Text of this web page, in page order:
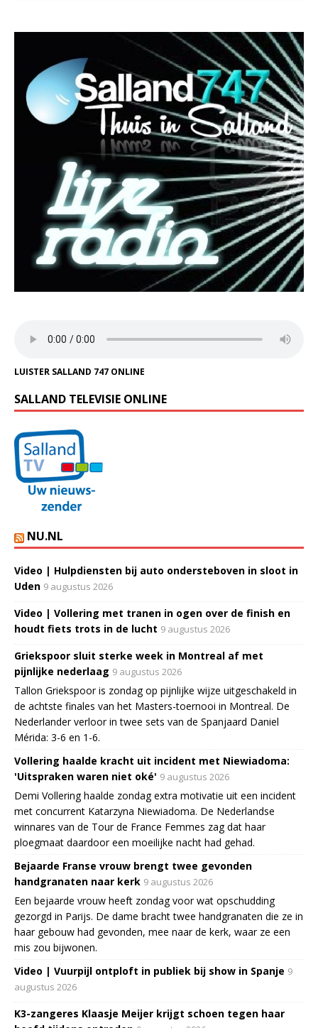
LUISTER SALLAND 747 ONLINE
SALLAND TELEVISIE ONLINE
NU.NL
Video | Hulpdiensten bij auto ondersteboven in sloot in
Uden 9 augustus 2026
Video | Vollering met tranen in ogen over de finish en
houdt fiets trots in de lucht 9 augustus 2026
Griekspoor sluit sterke week in Montreal af met
pijnlijke nederlaag 9 augustus 2026
Tallon Griekspoor is zondag op pijnlijke wijze uitgeschakeld in
de achtste finales van het Masters-toernooi in Montreal. De
Nederlander verloor in twee sets van de Spanjaard Daniel
Mérida: 3-6 en 1-6.
Vollering haalde kracht uit incident met Niewiadoma:
'Uitspraken waren niet oké' 9 augustus 2026
Demi Vollering haalde zondag extra motivatie uit een incident
met concurrent Katarzyna Niewiadoma. De Nederlandse
winnares van de Tour de France Femmes zag dat haar
ploegmaat daardoor een moeilijke nacht had gehad.
Bejaarde Franse vrouw brengt twee gevonden
handgranaten naar kerk 9 augustus 2026
Een bejaarde vrouw heeft zondag voor wat opschudding
gezorgd in Parijs. De dame bracht twee handgranaten die ze in
haar gebouw had gevonden, mee naar de kerk, waar ze een
mis zou bijwonen.
Video | Vuurpijl ontploft in publiek bij show in Spanje 9
augustus 2026
K3-zangeres Klaasje Meijer krijgt schoen tegen haar